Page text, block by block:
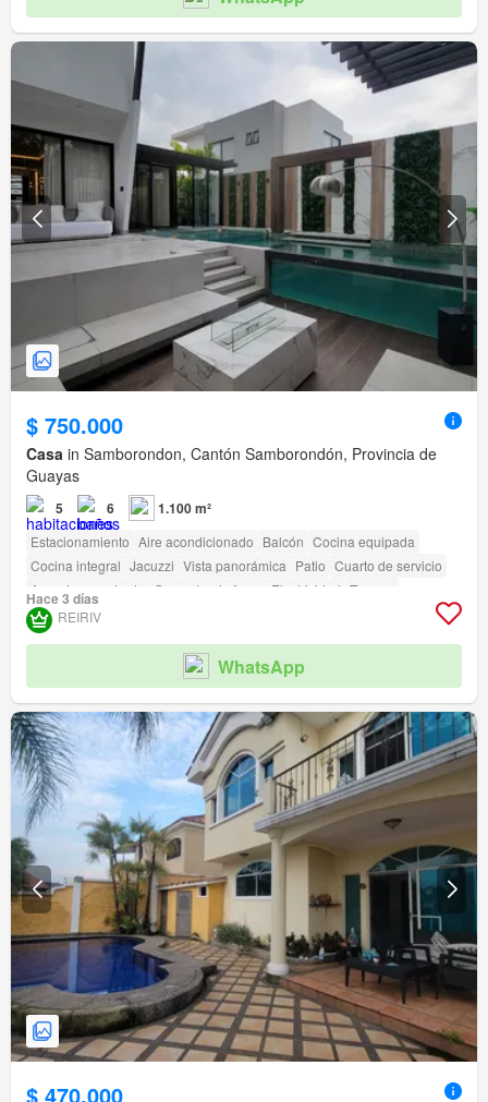
$ 750.000
Casa in Samborondon, Cantón Samborondón, Provincia de
Guayas
5 6 1.100 m²
Estacionamiento Aire acondicionado Balcón Cocina equipada
Cocina integral Jacuzzi Vista panorámica Patio Cuarto de servicio
Armario empotrado
Gas natural Agua Electricidad Terraza
Seguridad
Garita de guardianía
Hace 3 días
REIRIV
WhatsApp
$ 470.000